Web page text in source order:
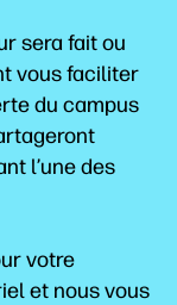
sera fait ou
vous faciliter
du campus
l’une des
votre
et nous vous